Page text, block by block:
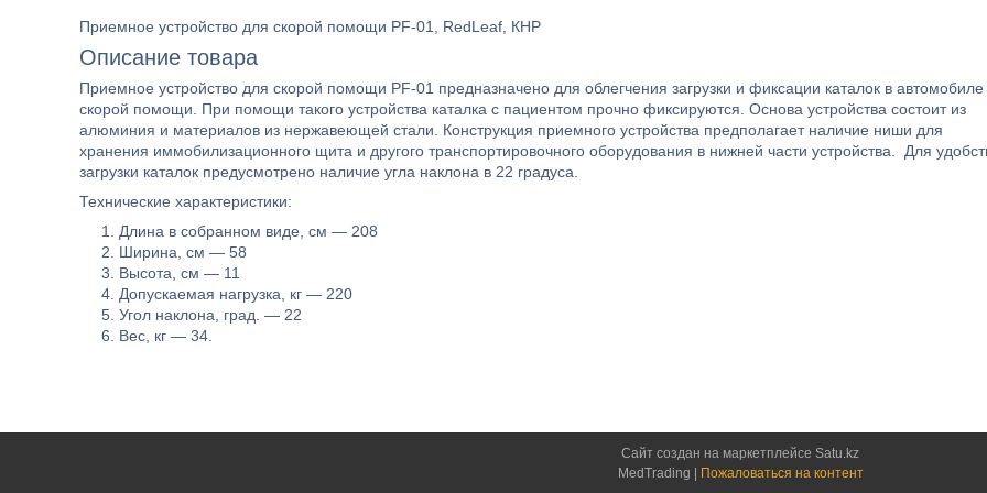
Приемное устройство для скорой помощи PF-01, RedLeaf, КНР
Описание товара
Приемное устройство для скорой помощи PF-01 предназначено для облегчения загрузки и фиксации каталок в автомобиле
скорой помощи. При помощи такого устройства каталка с пациентом прочно фиксируются. Основа устройства состоит из
алюминия и материалов из нержавеющей стали. Конструкция приемного устройства предполагает наличие ниши для
хранения иммобилизационного щита и другого транспортировочного оборудования в нижней части устройства. Для
загрузки каталок предусмотрено наличие угла наклона в 22 градуса.
Технические характеристики:
Длина в собранном виде, см — 208
Ширина, см — 58
Высота, см — 11
Допускаемая нагрузка, кг — 220
Угол наклона, град. — 22
Вес, кг — 34.
Сайт создан на маркетплейсе Satu.kz
Пожаловаться на контент